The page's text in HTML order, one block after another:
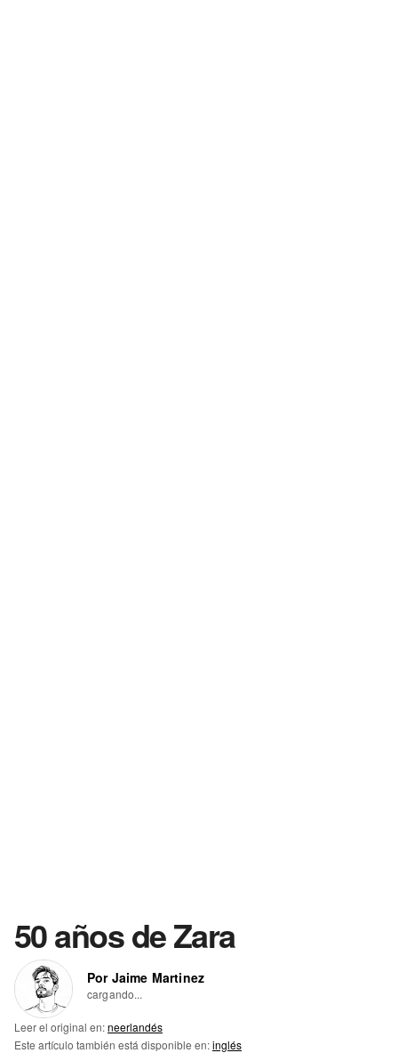
50 años de Zara
Por Jaime Martinez
cargando...
Leer el original en:neerlandés
Este artículo también está disponible en:inglés